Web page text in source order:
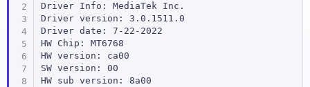
Driver Info: MediaTek Inc.
Driver version: 3.0.1511.0
Driver date: 7-22-2022
HW Chip: MT6768
HW version: ca00
SW version: 00
HW sub version: 8a00